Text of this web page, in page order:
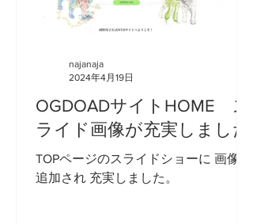
OGDOADサイトHOME ス
ライド画像が充実しました!
TOPページのスライドショーに 画像が
追加され 充実しました。
najanaja
2024年4月19日